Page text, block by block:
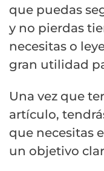
que puedas
y no pierdas
necesitas o
gran utilidad
Una vez que
artículo,
que necesitas
un objetivo